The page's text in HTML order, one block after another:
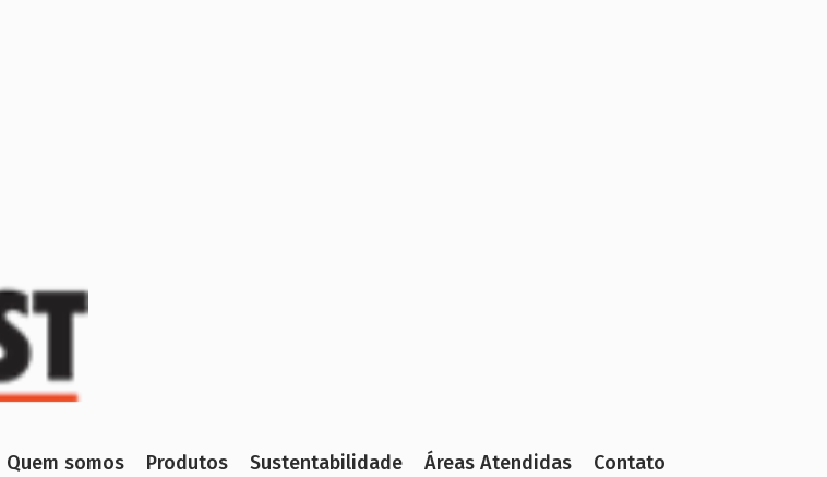
Quem somos Produtos Sustentabilidade Áreas Atendidas Contato